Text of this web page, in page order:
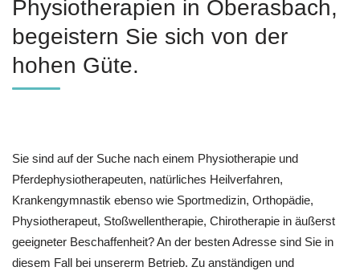
Physiotherapien in Oberasbach,
begeistern Sie sich von der
hohen Güte.
Sie sind auf der Suche nach einem Physiotherapie und
Pferdephysiotherapeuten, natürliches Heilverfahren,
Krankengymnastik ebenso wie Sportmedizin, Orthopädie,
Physiotherapeut, Stoßwellentherapie, Chirotherapie in äußerst
geeigneter Beschaffenheit? An der besten Adresse sind Sie in
diesem Fall bei unsererm Betrieb. Zu anständigen und